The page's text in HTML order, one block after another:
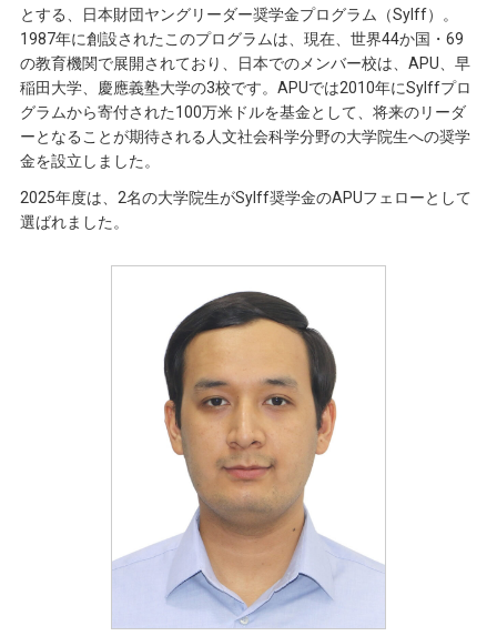
とする、日本財団ヤングリーダー奨学金プログラム（Sylff）。
1987年に創設されたこのプログラムは、現在、世界44か国・69
の教育機関で展開されており、日本でのメンバー校は、APU、早
稲田大学、慶應義塾大学の3校です。APUでは2010年にSylffプロ
グラムから寄付された100万米ドルを基金として、将来のリーダ
ーとなることが期待される人文社会科学分野の大学院生への奨学
金を設立しました。
2025年度は、2名の大学院生がSylff奨学金のAPUフェローとして
選ばれました。